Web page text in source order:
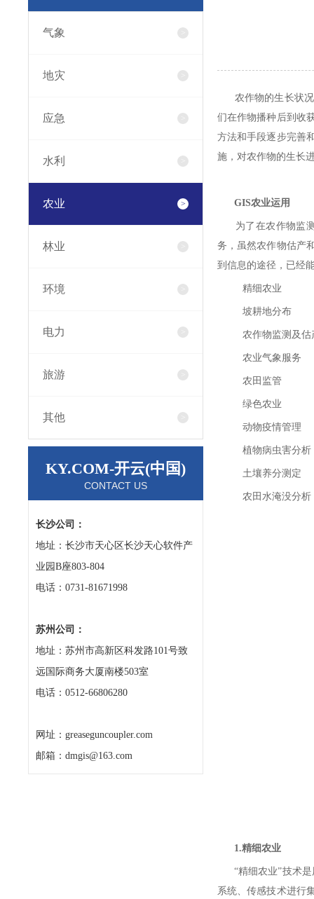
气象
地灾
应急
水利
农业
林业
环境
电力
旅游
其他
KY.COM-开云(中国)
CONTACT US
长沙公司：
地址：长沙市天心区长沙天心软件产
业园B座803-804
电话：0731-81671998
苏州公司：
地址：苏州市高新区科发路101号致
远国际商务大厦南楼503室
电话：0512-66806280
网址：greaseguncoupler.com
邮箱：dmgis@163.com
农作物的生长状
们在作物播种后到收
方法和手段逐步完善
施，对农作物的生长
GIS农业运用
为了在农作物监测
务，虽然农作物估产
到信息的途径，已经
精细农业
坡耕地分布
农作物监测及估
农业气象服务
农田监管
绿色农业
动物疫情管理
植物病虫害分析
土壤养分测定
农田水淹没分析
1.精细农业
“精细农业”技术是
系统、传感技术进行